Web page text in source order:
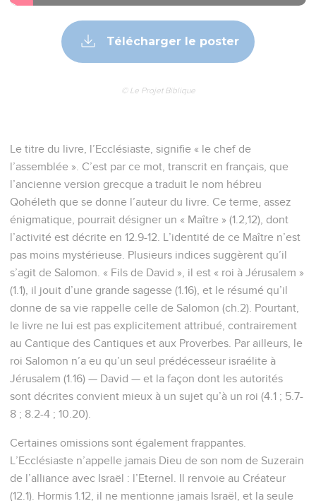
Télécharger le poster
© Le Projet Biblique
Le titre du livre, l’Ecclésiaste, signifie « le chef de
l’assemblée ». C’est par ce mot, transcrit en français, que
l’ancienne version grecque a traduit le nom hébreu
Qohéleth que se donne l’auteur du livre. Ce terme, assez
énigmatique, pourrait désigner un « Maître » (1.2,12), dont
l’activité est décrite en 12.9-12. L’identité de ce Maître n’est
pas moins mystérieuse. Plusieurs indices suggèrent qu’il
s’agit de Salomon. « Fils de David », il est « roi à Jérusalem »
(1.1), il jouit d’une grande sagesse (1.16), et le résumé qu’il
donne de sa vie rappelle celle de Salomon (ch.2). Pourtant,
le livre ne lui est pas explicitement attribué, contrairement
au Cantique des Cantiques et aux Proverbes. Par ailleurs, le
roi Salomon n’a eu qu’un seul prédécesseur israélite à
Jérusalem (1.16) — David — et la façon dont les autorités
sont décrites convient mieux à un sujet qu’à un roi (4.1 ; 5.7-
8 ; 8.2-4 ; 10.20).
Certaines omissions sont également frappantes.
L’Ecclésiaste n’appelle jamais Dieu de son nom de Suzerain
de l’alliance avec Israël : l’Eternel. Il renvoie au Créateur
(12.1). Hormis 1.12, il ne mentionne jamais Israël, et la seule